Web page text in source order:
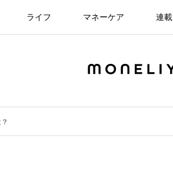
ライフ マネーケア 連載